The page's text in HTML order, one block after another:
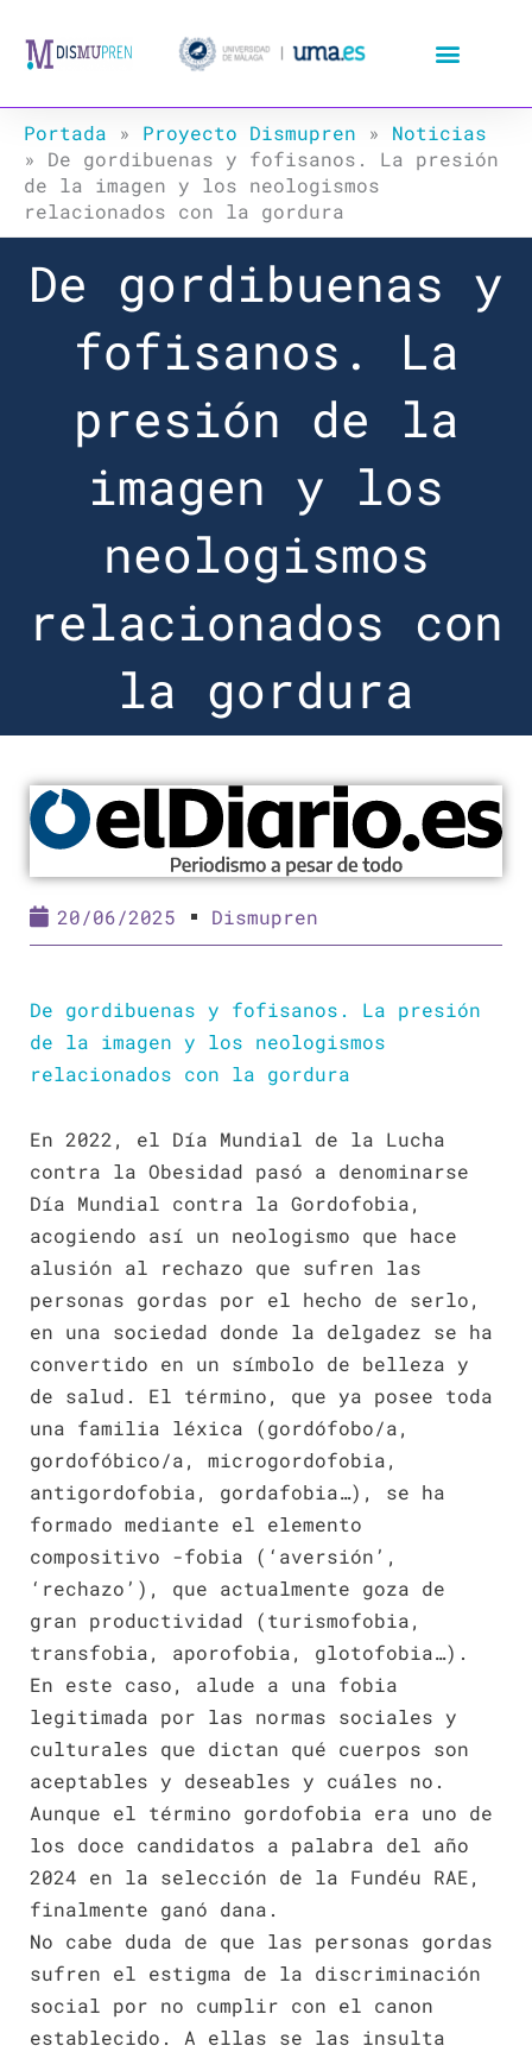
Portada » Proyecto Dismupren » Noticias
» De gordibuenas y fofisanos. La presión
de la imagen y los neologismos
relacionados con la gordura
De gordibuenas y
fofisanos. La
presión de la
imagen y los
neologismos
relacionados con
la gordura
20/06/2025 Dismupren
De gordibuenas y fofisanos. La presión
de la imagen y los neologismos
relacionados con la gordura
En 2022, el Día Mundial de la Lucha
contra la Obesidad pasó a denominarse
Día Mundial contra la Gordofobia,
acogiendo así un neologismo que hace
alusión al rechazo que sufren las
personas gordas por el hecho de serlo,
en una sociedad donde la delgadez se ha
convertido en un símbolo de belleza y
de salud. El término, que ya posee toda
una familia léxica (gordófobo/a,
gordofóbico/a, microgordofobia,
antigordofobia, gordafobia…), se ha
formado mediante el elemento
compositivo -fobia (‘aversión’,
‘rechazo’), que actualmente goza de
gran productividad (turismofobia,
transfobia, aporofobia, glotofobia…).
En este caso, alude a una fobia
legitimada por las normas sociales y
culturales que dictan qué cuerpos son
aceptables y deseables y cuáles no.
Aunque el término gordofobia era uno de
los doce candidatos a palabra del año
2024 en la selección de la Fundéu RAE,
finalmente ganó dana.
No cabe duda de que las personas gordas
sufren el estigma de la discriminación
social por no cumplir con el canon
establecido. A ellas se las insulta